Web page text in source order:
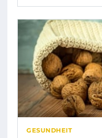
GESUNDHEIT